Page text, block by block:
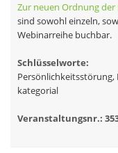
Zur neuen Ordnung
sind sowohl einzeln,
Webinarreihe buchbar.
Schlüsselworte:
Persönlichkeitsstörung,
kategorial
Veranstaltungsnr.: